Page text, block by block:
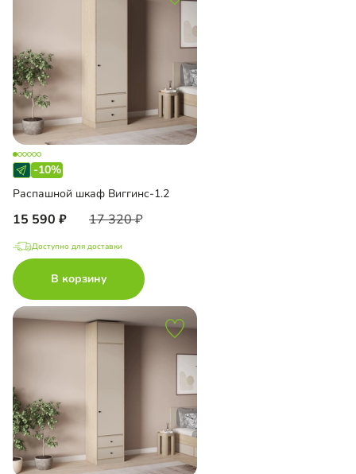
-10%
Распашной шкаф Виггинс-1.2
15 590 17 320
Доступно для доставки
В корзину